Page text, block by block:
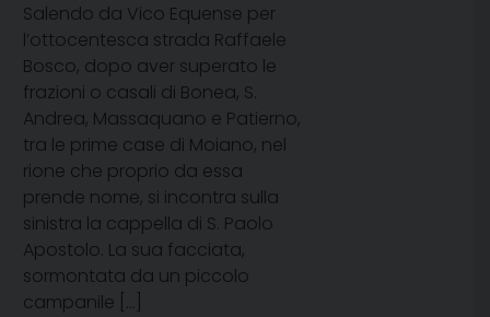
Salendo da Vico Equense per
l’ottocentesca strada Raffaele
Bosco, dopo aver superato le
frazioni o casali di Bonea, S.
Andrea, Massaquano e Patierno,
tra le prime case di Moiano, nel
rione che proprio da essa
prende nome, si incontra sulla
sinistra la cappella di S. Paolo
Apostolo. La sua facciata,
sormontata da un piccolo
campanile […]